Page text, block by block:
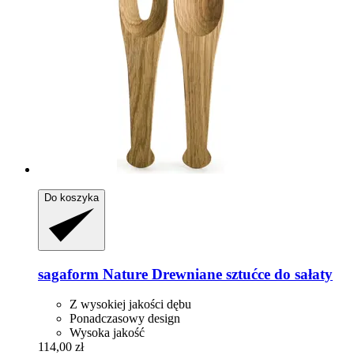
Do koszyka
sagaform Nature Drewniane sztućce do sałaty
Z wysokiej jakości dębu
Ponadczasowy design
Wysoka jakość
114,00 zł